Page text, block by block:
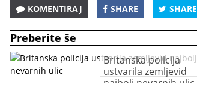
KOMENTIRAJ SHARE SHARE
Preberite še
Britanska policija
ustvarila zemljevid
najbolj nevarnih ulic